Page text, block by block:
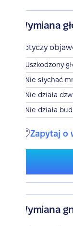
Wymiana
Dotyczy
Uszkodzony
Nie słychać
Nie działa
Nie działa
Zapytaj o
Wymiana